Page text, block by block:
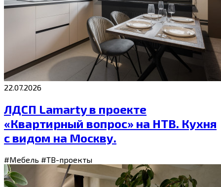
22.07.2026
ЛДСП Lamarty в проекте
«Квартирный вопрос» на НТВ. Кухня
с видом на Москву.
#Мебель #ТВ-проекты